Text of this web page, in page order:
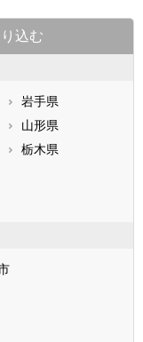
込む
岩手県
山形県
栃木県